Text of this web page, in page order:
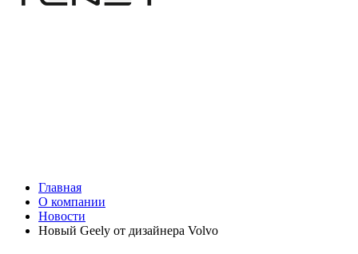
Главная
О компании
Новости
Новый Geely от дизайнера Volvo